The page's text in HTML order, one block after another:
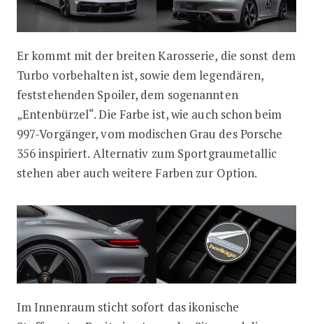
Er kommt mit der breiten Karosserie, die sonst dem
Turbo vorbehalten ist, sowie dem legendären,
feststehenden Spoiler, dem sogenannten
„Entenbürzel“. Die Farbe ist, wie auch schon beim
997-Vorgänger, vom modischen Grau des Porsche
356 inspiriert. Alternativ zum Sportgraumetallic
stehen aber auch weitere Farben zur Option.
Im Innenraum sticht sofort das ikonische